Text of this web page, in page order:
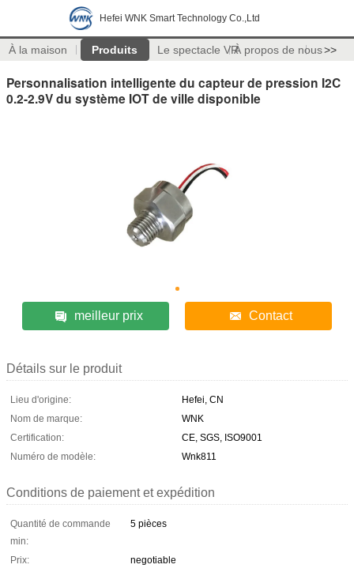
Hefei WNK Smart Technology Co.,Ltd
À la maison Produits Le spectacle VRÀ propos de nous>>
Personnalisation intelligente du capteur de pression I2C
0.2-2.9V du système IOT de ville disponible
meilleur prix Contact
Détails sur le produit
Lieu d'origine:
Hefei, CN
Nom de marque:
WNK
Certification:
CE, SGS, ISO9001
Numéro de modèle:
Wnk811
Conditions de paiement et expédition
Quantité de commande
min:
5 pièces
Prix:
negotiable